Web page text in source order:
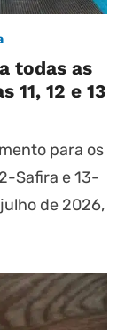
todas as
11, 12 e 13
para os
Safira e 13-
de 2026,